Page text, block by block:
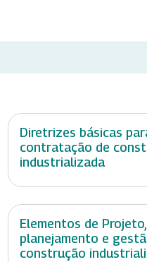
Diretrizes básicas
contratação de
industrializada
Elementos de Projeto,
planejamento e
construção